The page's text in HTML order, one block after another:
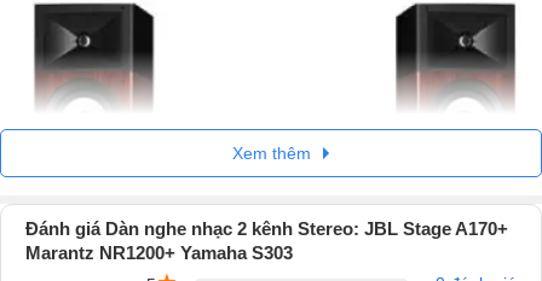
Xem thêm
Đánh giá Dàn nghe nhạc 2 kênh Stereo: JBL Stage A170+
Marantz NR1200+ Yamaha S303